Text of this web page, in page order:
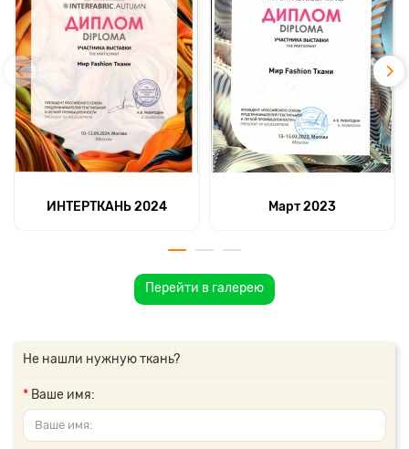
ИНТЕРТКАНЬ 2024 Март 2023
Перейти в галерею
Не нашли нужную ткань?
Ваше имя: